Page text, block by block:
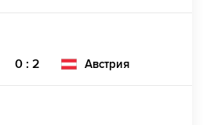
0 : 2 Австрия